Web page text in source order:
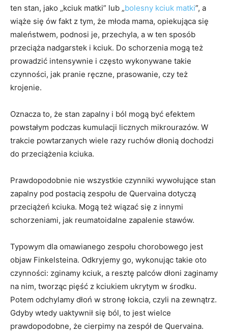
ten stan, jako „kciuk matki” lub „bolesny kciuk matki”, a
wiąże się ów fakt z tym, że młoda mama, opiekująca się
maleństwem, podnosi je, przechyla, a w ten sposób
przeciąża nadgarstek i kciuk. Do schorzenia mogą też
prowadzić intensywnie i często wykonywane takie
czynności, jak pranie ręczne, prasowanie, czy też
krojenie.
Oznacza to, że stan zapalny i ból mogą być efektem
powstałym podczas kumulacji licznych mikrourazów. W
trakcie powtarzanych wiele razy ruchów dłonią dochodzi
do przeciążenia kciuka.
Prawdopodobnie nie wszystkie czynniki wywołujące stan
zapalny pod postacią zespołu de Quervaina dotyczą
przeciążeń kciuka. Mogą też wiązać się z innymi
schorzeniami, jak reumatoidalne zapalenie stawów.
Typowym dla omawianego zespołu chorobowego jest
objaw Finkelsteina. Odkryjemy go, wykonując takie oto
czynności: zginamy kciuk, a resztę palców dłoni zaginamy
na nim, tworząc pięść z kciukiem ukrytym w środku.
Potem odchylamy dłoń w stronę łokcia, czyli na zewnątrz.
Gdyby wtedy uaktywnił się ból, to jest wielce
prawdopodobne, że cierpimy na zespół de Quervaina.